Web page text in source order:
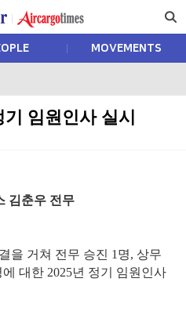
MOVEMENTS
임원인사 실시
김춘우 전무
을 거쳐 전무 승진 1명, 상무
대한 2025년 정기 임원인사